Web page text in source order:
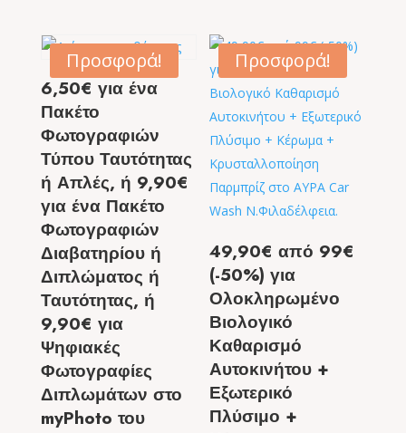
Προσφορά!
6,50€ για ένα
Πακέτο
Φωτογραφιών
Τύπου Ταυτότητας
ή Απλές, ή 9,90€
για ένα Πακέτο
Φωτογραφιών
Διαβατηρίου ή
Διπλώματος ή
Ταυτότητας, ή
9,90€ για
Ψηφιακές
Φωτογραφίες
Διπλωμάτων στο
myPhoto του
Προσφορά!
49,90€ από 99€
(-50%) για
Ολοκληρωμένο
Βιολογικό
Καθαρισμό
Αυτοκινήτου +
Εξωτερικό
Πλύσιμο +